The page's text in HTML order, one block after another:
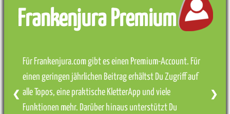
Frankenjura Premium
Für Frankenjura.com gibt es einen Premium-Account. Für
einen geringen jährlichen Beitrag erhältst Du Zugriff auf
alle Topos, eine praktische KletterApp und viele
Funktionen mehr. Darüber hinaus unterstützt Du
❮ ❯